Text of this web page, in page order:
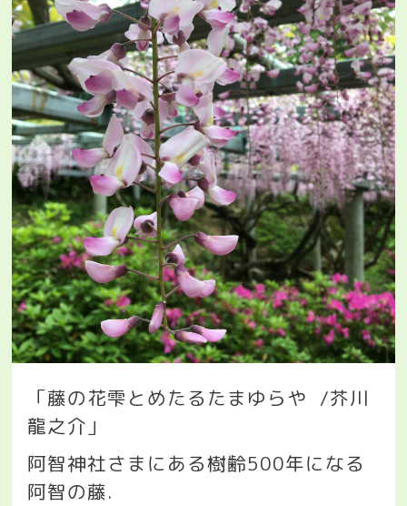
「藤の花雫とめたるたまゆらや /芥川
龍之介」
阿智神社さまにある樹齢500年になる
阿智の藤.